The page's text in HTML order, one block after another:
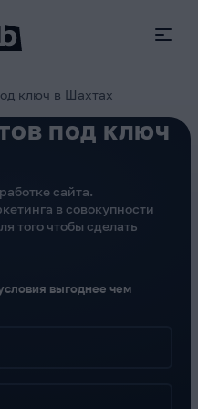
ключ в Шахтах
под ключ
сайта.
в совокупности
того чтобы сделать
выгоднее чем